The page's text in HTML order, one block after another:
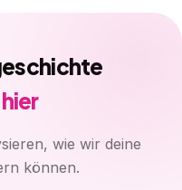
wie wir deine
können.